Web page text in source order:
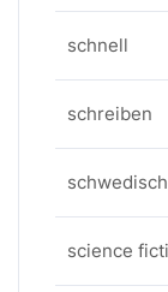
schnell
schreiben
science